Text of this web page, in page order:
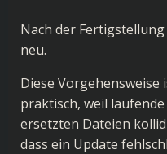
Nach der
neu.
Diese
praktisch, weil
ersetzten Dateien
dass ein Update